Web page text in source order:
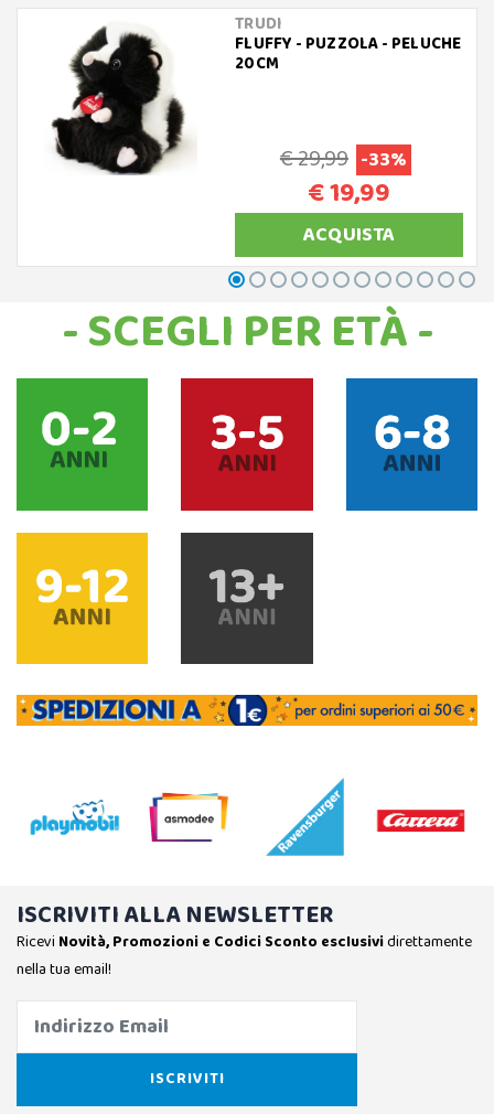
TRUDI
FLUFFY - PUZZOLA - PELUCHE
20CM
€ 29,99 -33%
€ 19,99
ACQUISTA
- SCEGLI PER ETÀ -
ISCRIVITI ALLA NEWSLETTER
Ricevi Novità, Promozioni e Codici Sconto esclusividirettamente
nella tua email!